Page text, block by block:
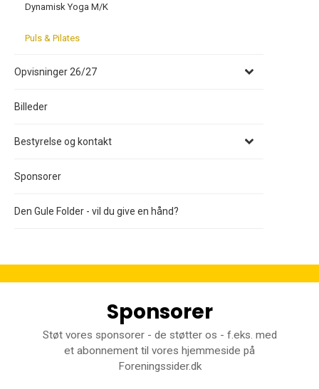
Dynamisk Yoga M/K
Puls & Pilates
Opvisninger 26/27
Billeder
Bestyrelse og kontakt
Sponsorer
Den Gule Folder - vil du give en hånd?
Sponsorer
Støt vores sponsorer - de støtter os - f.eks. med
et abonnement til vores hjemmeside på
Foreningssider.dk